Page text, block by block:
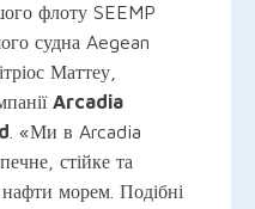
флоту SEEMP
судна Aegean
Маттеу,
Arcadia
. «Ми в Arcadia
стійке та
морем. Подібні